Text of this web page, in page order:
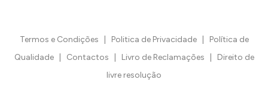
Termos e Condições Politica de Privacidade| Política de
Qualidade| Contactos Livro de Reclamações
Direito de
livre resolução